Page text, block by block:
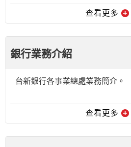
查看更多
銀行業務介紹
台新銀行各事業總處業務簡介。
查看更多